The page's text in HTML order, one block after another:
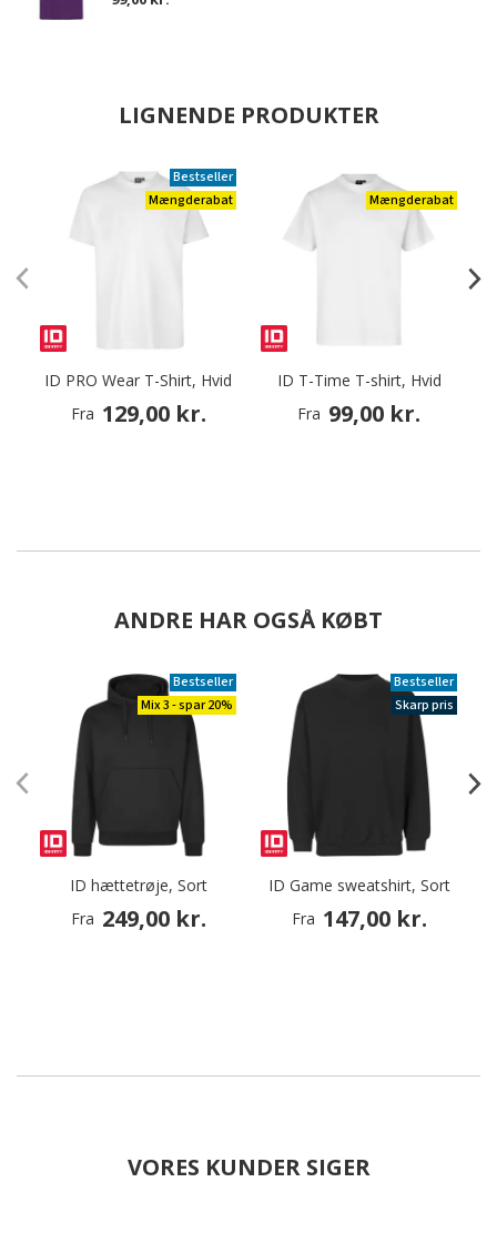
LIGNENDE PRODUKTER
Bestseller
Mængderabat
ID PRO Wear T-Shirt, Hvid
Fra 129,00 kr.
Mængderabat
ID T-Time T-shirt, Hvid
Fra 99,00 kr.
ANDRE HAR OGSÅ KØBT
Bestseller
Mix 3 - spar 20%
ID hættetrøje, Sort
Fra 249,00 kr.
Bestseller
Skarp pris
ID Game sweatshirt, Sort
Fra 147,00 kr.
VORES KUNDER SIGER